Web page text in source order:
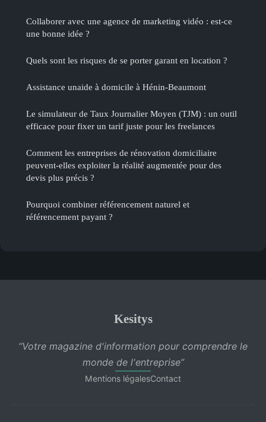
Collaborer avec une agence de marketing vidéo : est-ce
une bonne idée ?
Quels sont les risques de se porter garant en location ?
Assistance unaide à domicile à Hénin-Beaumont
Le simulateur de Taux Journalier Moyen (TJM) : un outil
efficace pour fixer un tarif juste pour les freelances
Comment les entreprises de rénovation domiciliaire
peuvent-elles exploiter la réalité augmentée pour des
devis plus précis ?
Pourquoi combiner référencement naturel et
référencement payant ?
Kesitys
“Votre magazine d'information pour comprendre le
monde de l'entreprise”
Mentions légalesContact